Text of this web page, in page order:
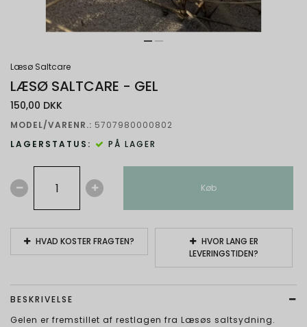
Læsø Saltcare
LÆSØ SALTCARE - GEL
150,00 DKK
MODEL/VARENR.: 5707980000802
LAGERSTATUS:
PÅ LAGER
Køb
HVAD KOSTER FRAGTEN?
HVOR LANG ER
LEVERINGSTIDEN?
BESKRIVELSE
Gelen er fremstillet af restlagen fra Læsøs saltsydning.